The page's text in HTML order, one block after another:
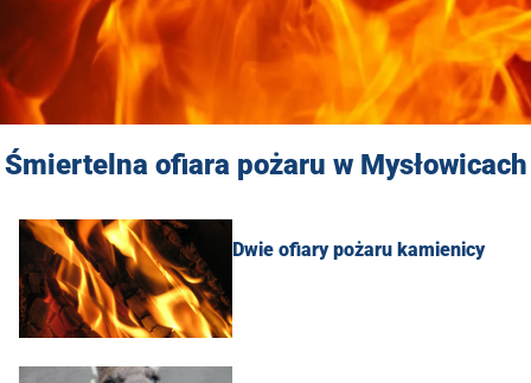
Śmiertelna ofiara pożaru w Mysłowicach
Dwie ofiary pożaru kamienicy